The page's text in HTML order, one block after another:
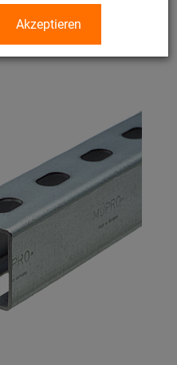
Akzeptieren
Profile 38/40,